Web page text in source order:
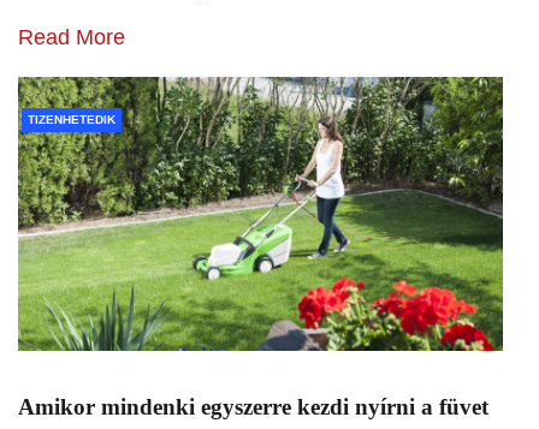
Read More
TIZENHETEDIK
Amikor mindenki egyszerre kezdi nyírni a füvet